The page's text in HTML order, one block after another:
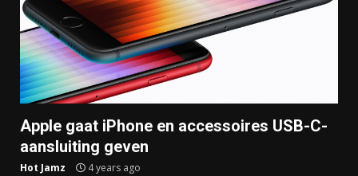
Apple gaat iPhone en accessoires USB-C-
aansluiting geven
Hot Jamz 4 years ago